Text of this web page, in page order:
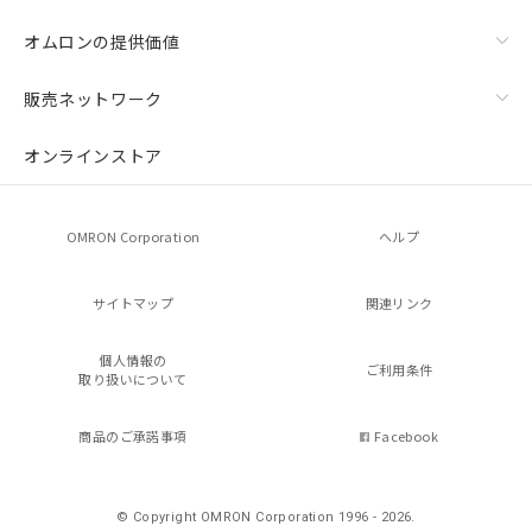
オムロンの提供価値
販売ネットワーク
オンラインストア
OMRON Corporation ヘルプ
サイトマップ 関連リンク
個人情報の
取り扱いについて
ご利用条件
商品のご承諾事項 Facebook
© Copyright OMRON Corporation 1996 - 2026.